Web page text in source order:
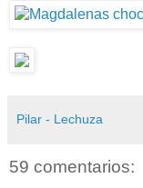
Pilar - Lechuza
59 comentarios: